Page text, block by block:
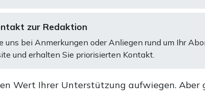
zur Redaktion
uns bei Anmerkungen oder Anliegen rund um Ihr
und erhalten Sie priorisierten Kontakt.
Wert Ihrer Unterstützung aufwiegen. Aber